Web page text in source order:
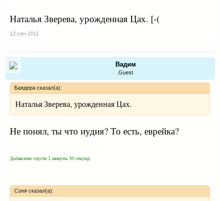
Наталья Зверева, урожденная Цах. [-(
12 сен 2011
Вадим
Guest
Баядера сказал(а):
Наталья Зверева, урожденная Цах.
Не понял, ты что иудия? То есть, еврейка?
Добавлено спустя 2 минуты 50 секунд:
Соня сказал(а):